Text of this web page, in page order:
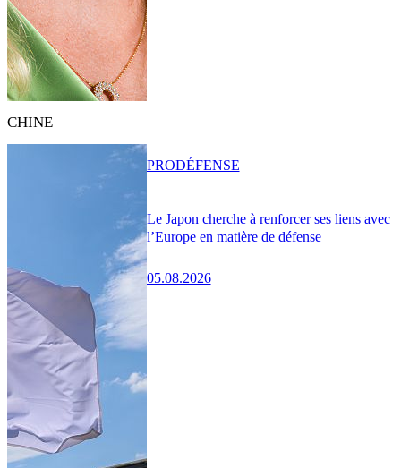
CHINE
Le Japon cherche à renforcer ses liens avec
l’Europe en matière de défense
05.08.2026
PRODÉFENSE